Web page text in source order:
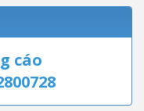
cáo